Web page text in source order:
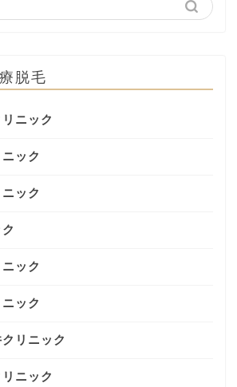
脱毛
ニック
ック
ック
ック
ック
クリニック
ニック